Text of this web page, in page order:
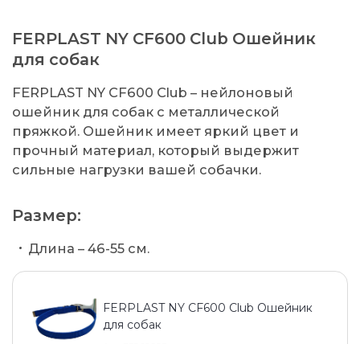
FERPLAST NY CF600 Club Ошейник
для собак
FERPLAST NY CF600 Club – нейлоновый
ошейник для собак с металлической
пряжкой. Ошейник имеет яркий цвет и
прочный материал, который выдержит
сильные нагрузки вашей собачки.
Размер:
Длина – 46-55 см.
FERPLAST NY CF600 Club Ошейник
для собак